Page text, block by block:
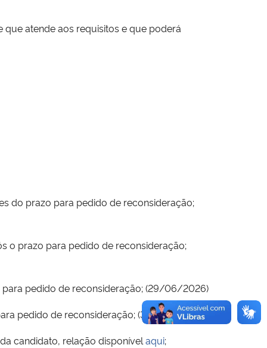
que atende aos requisitos e que poderá
do prazo para pedido de reconsideração;
o prazo para pedido de reconsideração;
para pedido de reconsideração; (29/06/2026)
pedido de reconsideração; (30/06/2026)
candidato, relação disponível aqui;